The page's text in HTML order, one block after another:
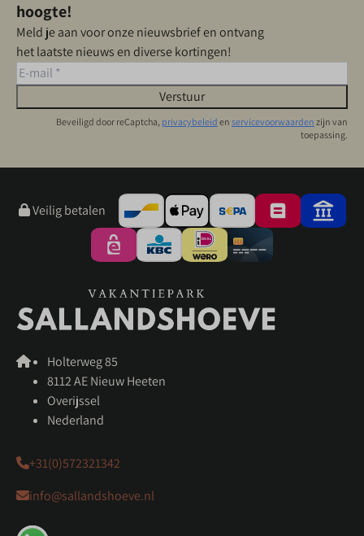
hoogte!
Meld je aan voor onze nieuwsbrief en ontvang
het laatste nieuws en diverse kortingen!
Verstuur
Beveiligd door reCaptcha, privacybeleid en servicevoorwaarden zijn van
toepassing.
Veilig betalen
Holterweg 85
8112 AE Nieuw Heeten
Overijssel
Nederland
+31(0)572321342
info@sallandshoeve.nl